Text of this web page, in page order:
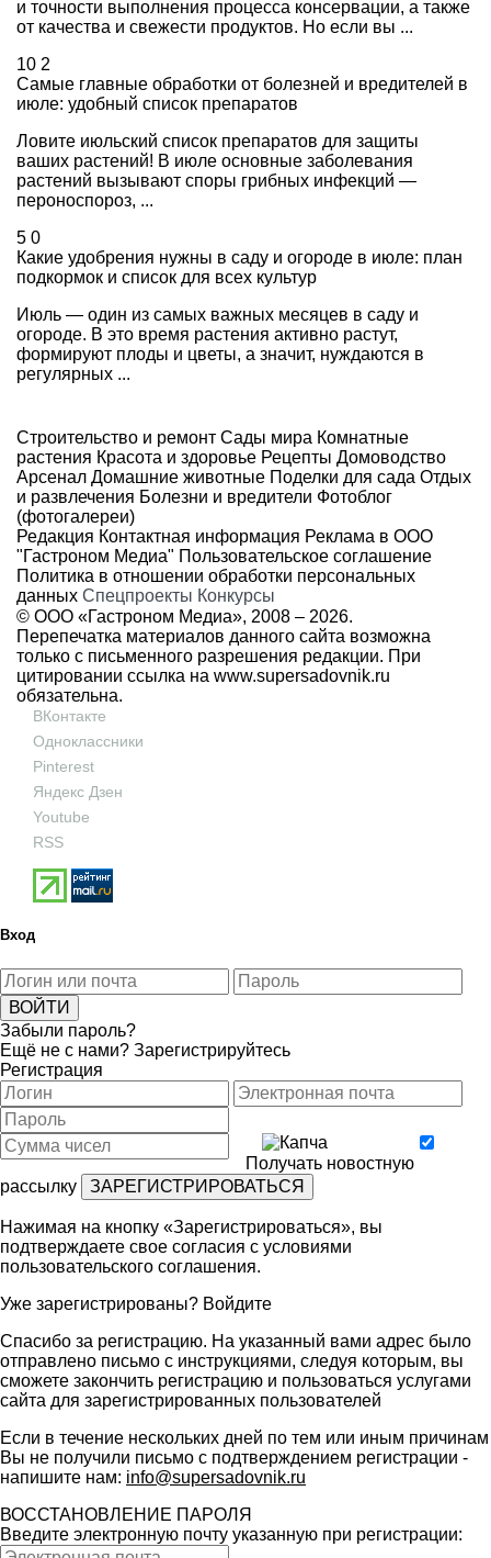
и точности выполнения процесса консервации, а также
от качества и свежести продуктов. Но если вы ...
10 2
Самые главные обработки от болезней и вредителей в
июле: удобный список препаратов
Ловите июльский список препаратов для защиты
ваших растений! В июле основные заболевания
растений вызывают споры грибных инфекций —
пероноспороз, ...
5 0
Какие удобрения нужны в саду и огороде в июле: план
подкормок и список для всех культур
Июль — один из самых важных месяцев в саду и
огороде. В это время растения активно растут,
формируют плоды и цветы, а значит, нуждаются в
регулярных ...
Строительство и ремонт Сады мира Комнатные
растения Красота и здоровье Рецепты Домоводство
Арсенал Домашние животные Поделки для сада Отдых
и развлечения Болезни и вредители Фотоблог
(фотогалереи)
Редакция Контактная информация Реклама в ООО
"Гастроном Медиа" Пользовательское соглашение
Политика в отношении обработки персональных
данных Спецпроекты Конкурсы
© ООО «Гастроном Медиа», 2008 – 2026.
Перепечатка материалов данного сайта возможна
только с письменного разрешения редакции. При
цитировании ссылка на www.supersadovnik.ru
обязательна.
ВКонтакте
Одноклассники
Pinterest
Яндекс Дзен
Youtube
RSS
Вход
Забыли пароль?
Ещё не с нами? Зарегистрируйтесь
Регистрация
Получать новостную
рассылку
Нажимая на кнопку «Зарегистрироваться», вы
подтверждаете свое согласия с условиями
пользовательского соглашения.
Уже зарегистрированы? Войдите
Спасибо за регистрацию. На указанный вами адрес было
отправлено письмо с инструкциями, следуя которым, вы
сможете закончить регистрацию и пользоваться услугами
сайта для зарегистрированных пользователей
Если в течение нескольких дней по тем или иным причинам
Вы не получили письмо с подтверждением регистрации -
напишите нам: info@supersadovnik.ru
ВОССТАНОВЛЕНИЕ ПАРОЛЯ
Введите электронную почту указанную при регистрации: